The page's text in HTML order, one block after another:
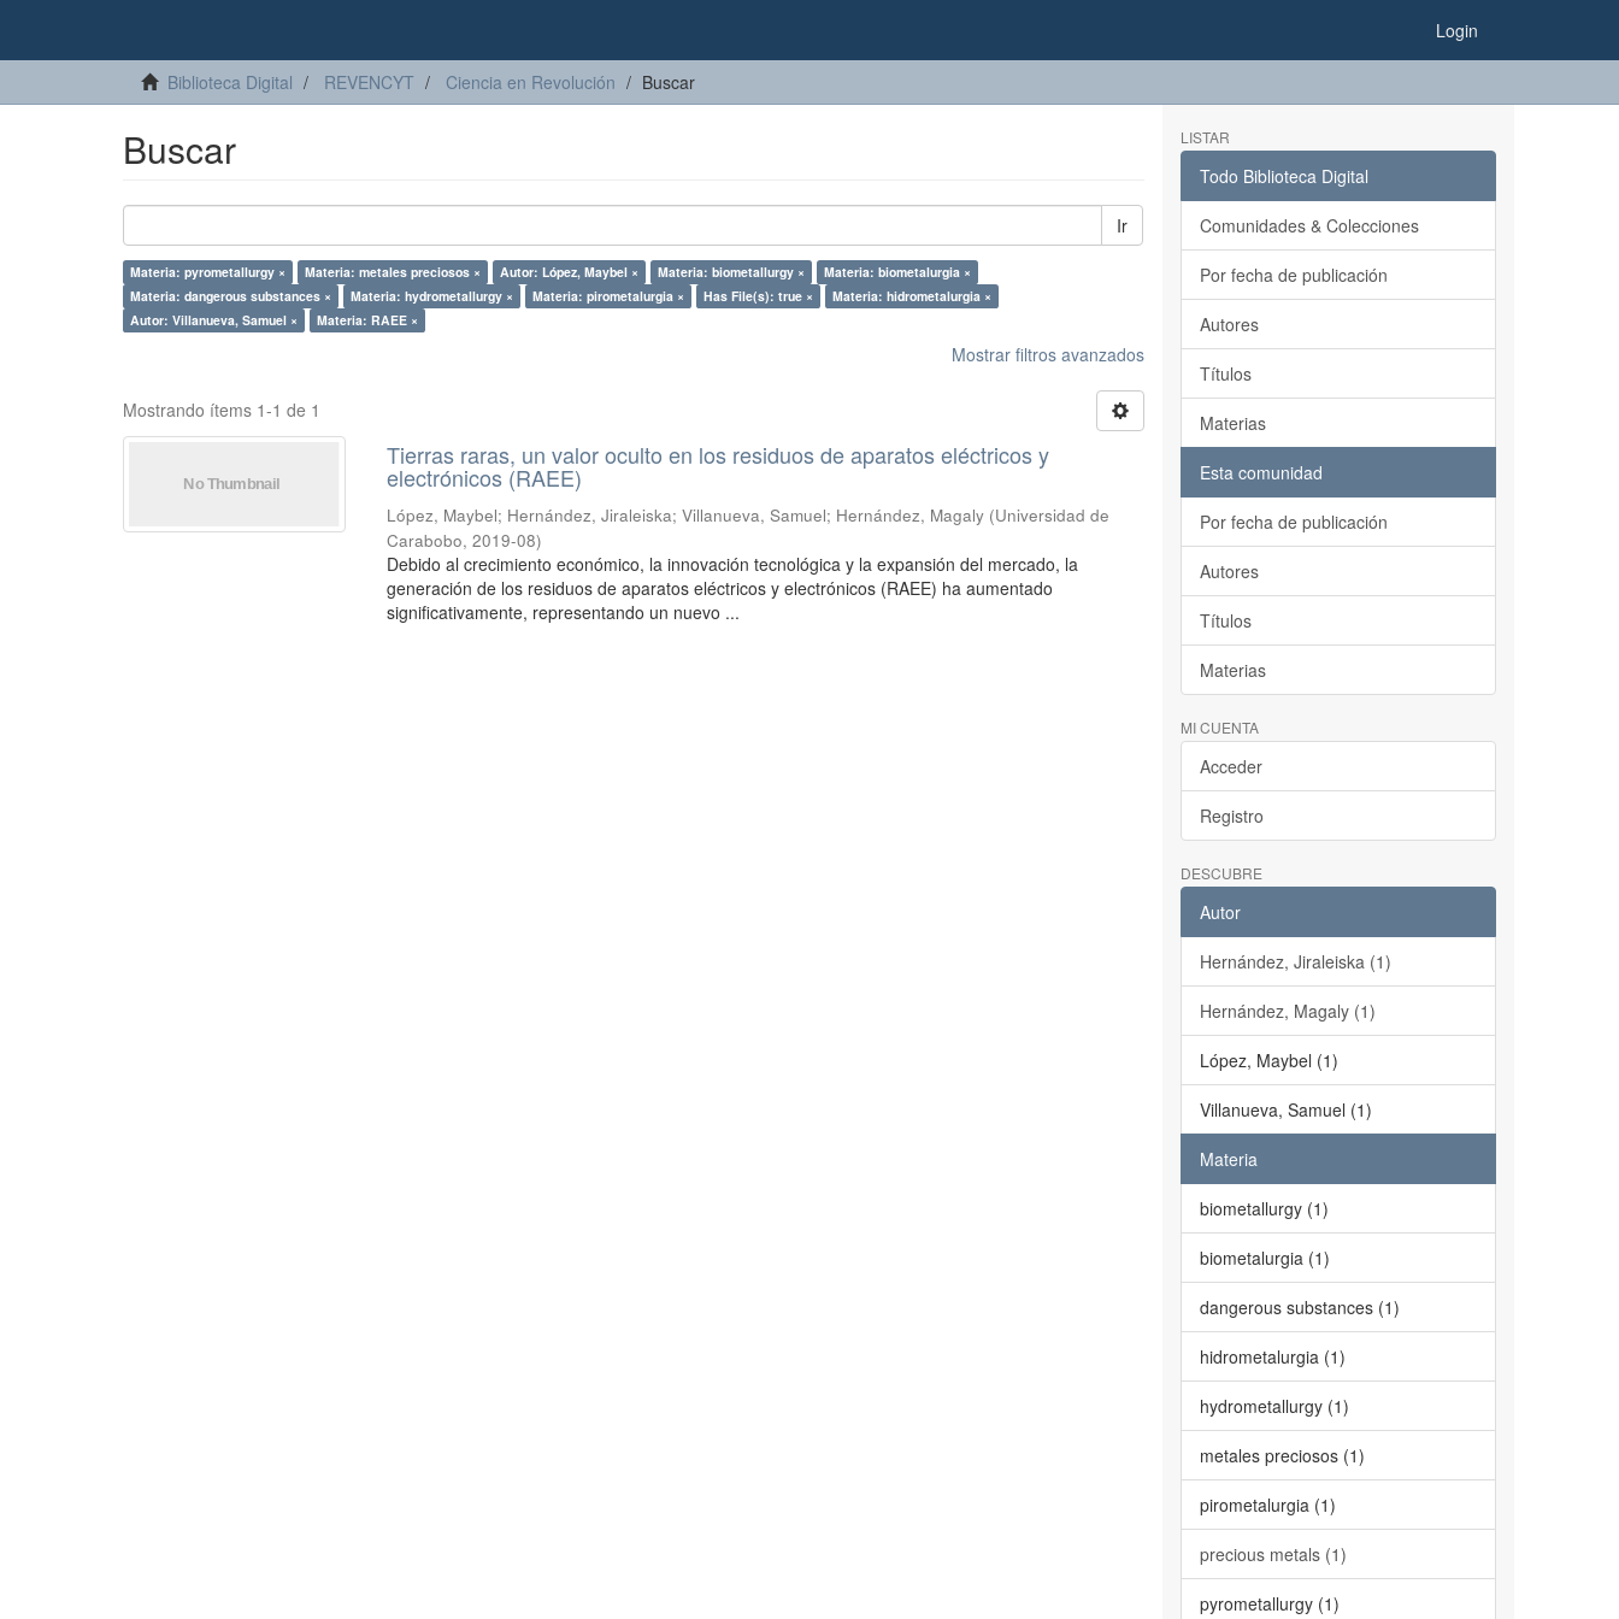
Login
Biblioteca Digital REVENCYT Ciencia en Revolución Buscar
Buscar
Ir
Materia: pyrometallurgy × Materia: metales preciosos × Autor: López, Maybel × Materia: biometallurgy ×
Materia: biometalurgia ×
Materia: dangerous substances ×
Materia: hydrometallurgy × Materia: pirometalurgia × Has File(s): true ×
Materia: hidrometalurgia ×
Autor: Villanueva, Samuel ×
Materia: RAEE ×
Mostrar filtros avanzados
Mostrando ítems 1-1 de 1
Tierras raras, un valor oculto en los residuos de aparatos eléctricos y
electrónicos (RAEE)
López, Maybel; Hernández, Jiraleiska;Villanueva, Samuel; Hernández, Magaly (Universidad de
Carabobo,2019-08)
Debido al crecimiento económico, la innovación tecnológica y la expansión del mercado, la
generación de los residuos de aparatos eléctricos y electrónicos (RAEE) ha aumentado
significativamente, representando un nuevo ...
LISTAR
Todo Biblioteca Digital
Comunidades & Colecciones
Por fecha de publicación
Autores
Títulos
Materias
Esta comunidad
Por fecha de publicación
Autores
Títulos
Materias
MI CUENTA
Acceder
Registro
DESCUBRE
Autor
Hernández, Jiraleiska (1)
Hernández, Magaly (1)
López, Maybel (1)
Villanueva, Samuel (1)
Materia
biometallurgy (1)
biometalurgia (1)
dangerous substances (1)
hidrometalurgia (1)
hydrometallurgy (1)
metales preciosos (1)
pirometalurgia (1)
precious metals (1)
pyrometallurgy (1)